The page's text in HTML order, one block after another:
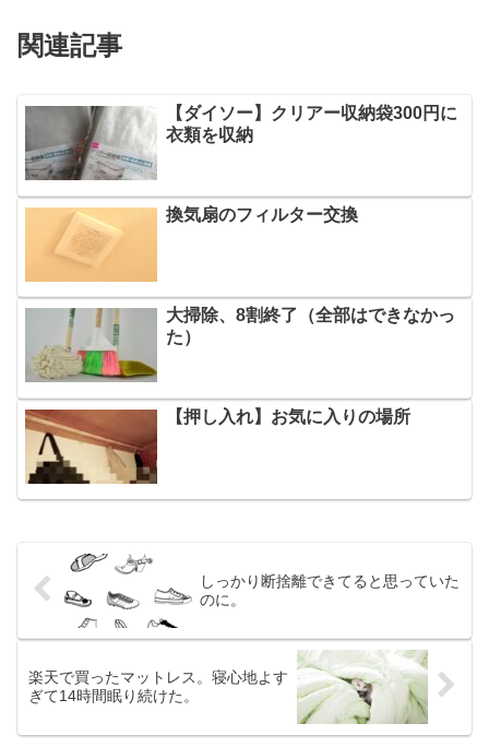
関連記事
【ダイソー】クリアー収納袋300円に
衣類を収納
換気扇のフィルター交換
大掃除、8割終了（全部はできなかっ
た）
【押し入れ】お気に入りの場所
しっかり断捨離できてると思っていた
のに。
楽天で買ったマットレス。寝心地よす
ぎて14時間眠り続けた。